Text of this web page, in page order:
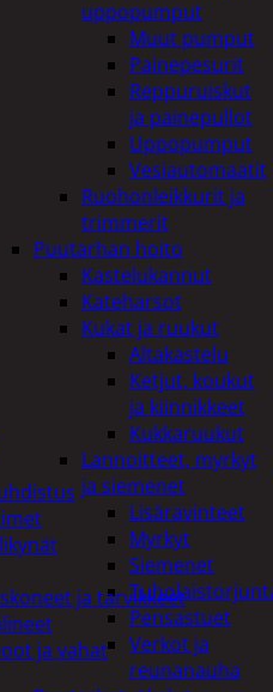
uppopumput
Muut pumput
Painepesurit
Reppuruiskut
ja painepullot
Uppopumput
Vesiautomaatit
Ruohonleikkurit ja
trimmerit
Puutarhan hoito
Kastelukannut
Kateharsot
Kukat ja ruukut
Altakastelu
Ketjut, koukut
ja kiinnikkeet
Kukkaruukut
Lannoitteet, myrkyt
ja siemenet
Lisäravinteet
Myrkyt
Siemenet
Pensastuet
Verkot ja
reunanauha
ja tarvikkeet
ja vahat